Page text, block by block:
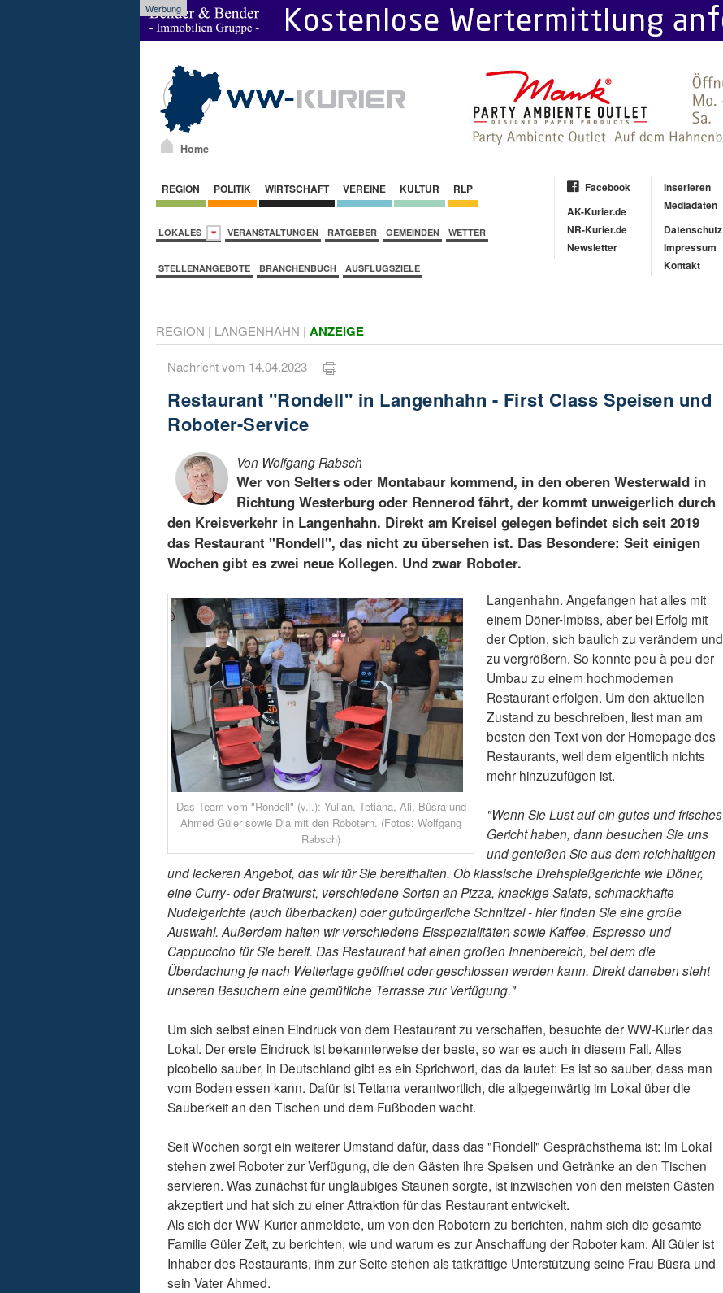
Werbung
Home
REGION POLITIK WIRTSCHAFT VEREINE KULTUR RLP
LOKALES VERANSTALTUNGEN RATGEBER GEMEINDEN WETTER
STELLENANGEBOTE BRANCHENBUCH AUSFLUGSZIELE
Facebook
AK-Kurier.de
NR-Kurier.de
Newsletter
Inserieren
Mediadaten
Datenschutz
Impressum
Kontakt
REGION | LANGENHAHN | ANZEIGE
Nachricht vom 14.04.2023
Restaurant "Rondell" in Langenhahn - First Class Speisen und
Roboter-Service
Von Wolfgang Rabsch
Wer von Selters oder Montabaur kommend, in den oberen Westerwald in
Richtung Westerburg oder Rennerod fährt, der kommt unweigerlich durch
den Kreisverkehr in Langenhahn. Direkt am Kreisel gelegen befindet sich seit 2019
das Restaurant "Rondell", das nicht zu übersehen ist. Das Besondere: Seit einigen
Wochen gibt es zwei neue Kollegen. Und zwar Roboter.
Das Team vom "Rondell" (v.l.): Yulian, Tetiana, Ali, Büsra und
Ahmed Güler sowie Dia mit den Robotern. (Fotos: Wolfgang
Rabsch)
Langenhahn. Angefangen hat alles mit
einem Döner-Imbiss, aber bei Erfolg mit
der Option, sich baulich zu verändern und
zu vergrößern. So konnte peu à peu der
Umbau zu einem hochmodernen
Restaurant erfolgen. Um den aktuellen
Zustand zu beschreiben, liest man am
besten den Text von der Homepage des
Restaurants, weil dem eigentlich nichts
mehr hinzuzufügen ist.
"Wenn Sie Lust auf ein gutes und frisches
Gericht haben, dann besuchen Sie uns
und genießen Sie aus dem reichhaltigen
und leckeren Angebot, das wir für Sie bereithalten. Ob klassische Drehspießgerichte wie Döner,
eine Curry- oder Bratwurst, verschiedene Sorten an Pizza, knackige Salate, schmackhafte
Nudelgerichte (auch überbacken) oder gutbürgerliche Schnitzel - hier finden Sie eine große
Auswahl. Außerdem halten wir verschiedene Eisspezialitäten sowie Kaffee, Espresso und
Cappuccino für Sie bereit. Das Restaurant hat einen großen Innenbereich, bei dem die
Überdachung je nach Wetterlage geöffnet oder geschlossen werden kann. Direkt daneben steht
unseren Besuchern eine gemütliche Terrasse zur Verfügung."
Um sich selbst einen Eindruck von dem Restaurant zu verschaffen, besuchte der WW-Kurier das
Lokal. Der erste Eindruck ist bekannterweise der beste, so war es auch in diesem Fall. Alles
picobello sauber, in Deutschland gibt es ein Sprichwort, das da lautet: Es ist so sauber, dass man
vom Boden essen kann. Dafür ist Tetiana verantwortlich, die allgegenwärtig im Lokal über die
Sauberkeit an den Tischen und dem Fußboden wacht.
Seit Wochen sorgt ein weiterer Umstand dafür, dass das "Rondell" Gesprächsthema ist: Im Lokal
stehen zwei Roboter zur Verfügung, die den Gästen ihre Speisen und Getränke an den Tischen
servieren. Was zunächst für ungläubiges Staunen sorgte, ist inzwischen von den meisten Gästen
akzeptiert und hat sich zu einer Attraktion für das Restaurant entwickelt.
Als sich der WW-Kurier anmeldete, um von den Robotern zu berichten, nahm sich die gesamte
Familie Güler Zeit, zu berichten, wie und warum es zur Anschaffung der Roboter kam. Ali Güler ist
Inhaber des Restaurants, ihm zur Seite stehen als tatkräftige Unterstützung seine Frau Büsra und
sein Vater Ahmed.